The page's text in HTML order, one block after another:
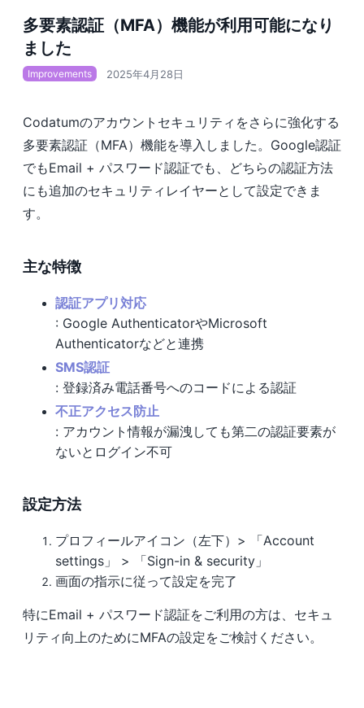
多要素認証（MFA）機能が利用可能になり
ました
Improvements 2025年4月28日
Codatumのアカウントセキュリティをさらに強化する
多要素認証（MFA）機能を導入しました。Google認証
でもEmail + パスワード認証でも、どちらの認証方法
にも追加のセキュリティレイヤーとして設定できま
す。
主な特徴
認証アプリ対応
: Google AuthenticatorやMicrosoft
Authenticatorなどと連携
SMS認証
: 登録済み電話番号へのコードによる認証
不正アクセス防止
: アカウント情報が漏洩しても第二の認証要素が
ないとログイン不可
設定方法
プロフィールアイコン（左下）> 「Account
settings」 > 「Sign-in & security」
画面の指示に従って設定を完了
特にEmail + パスワード認証をご利用の方は、セキュ
リティ向上のためにMFAの設定をご検討ください。